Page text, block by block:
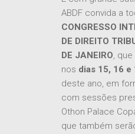
ABDF convida a
CONGRESSO
DE DIREITO
DE JANEIRO,
nos dias 15, 16 e
deste ano, em
com sessões
Othon Palace
que também